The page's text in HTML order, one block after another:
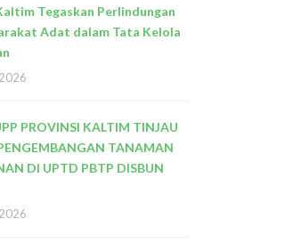
Tegaskan Perlindungan
Adat dalam Tata Kelola
PROVINSI KALTIM TINJAU
TANAMAN
DI UPTD PBTP DISBUN